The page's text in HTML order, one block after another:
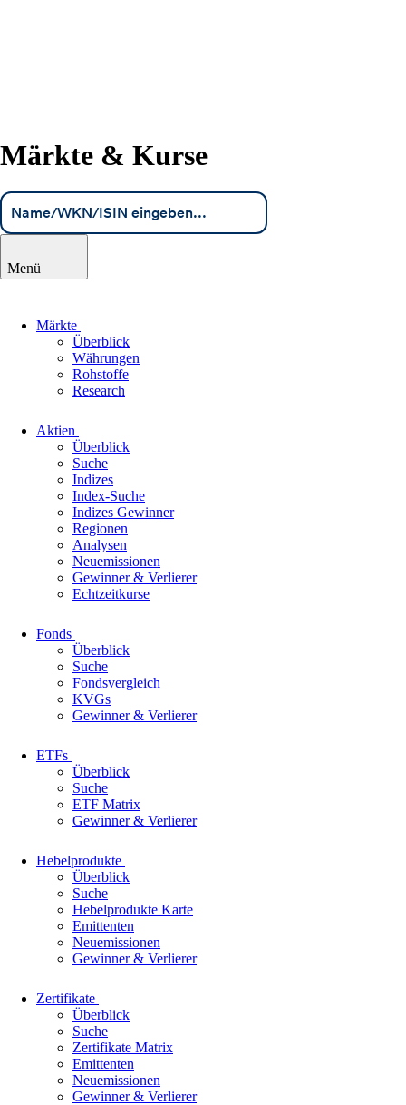
Märkte & Kurse
Menü
Märkte
Überblick
Währungen
Rohstoffe
Research
Aktien
Überblick
Suche
Indizes
Index-Suche
Indizes Gewinner
Regionen
Analysen
Neuemissionen
Gewinner & Verlierer
Echtzeitkurse
Fonds
Überblick
Suche
Fondsvergleich
KVGs
Gewinner & Verlierer
ETFs
Überblick
Suche
ETF Matrix
Gewinner & Verlierer
Hebelprodukte
Überblick
Suche
Hebelprodukte Karte
Emittenten
Neuemissionen
Gewinner & Verlierer
Zertifikate
Überblick
Suche
Zertifikate Matrix
Emittenten
Neuemissionen
Gewinner & Verlierer